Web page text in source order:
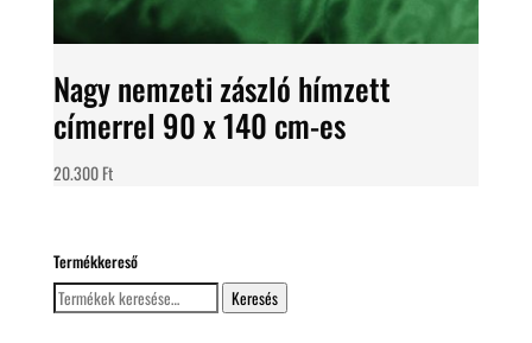
Nagy nemzeti zászló hímzett
címerrel 90 x 140 cm-es
20.300Ft
Termékkereső
Keresés
a
Keresés